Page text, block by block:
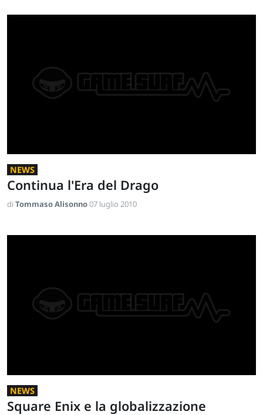
NEWS
Continua l'Era del Drago
di Tommaso Alisonno07 luglio 2010
NEWS
Square Enix e la globalizzazione